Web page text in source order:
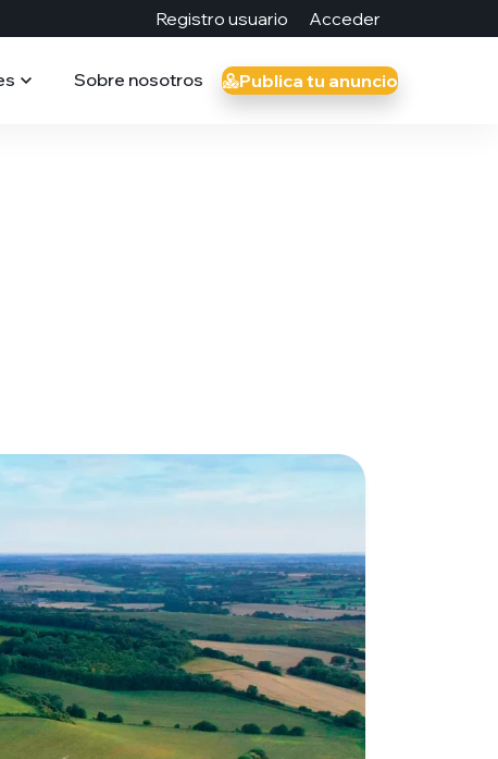
Registro usuario Acceder
Sobre nosotros Publica tu anuncio